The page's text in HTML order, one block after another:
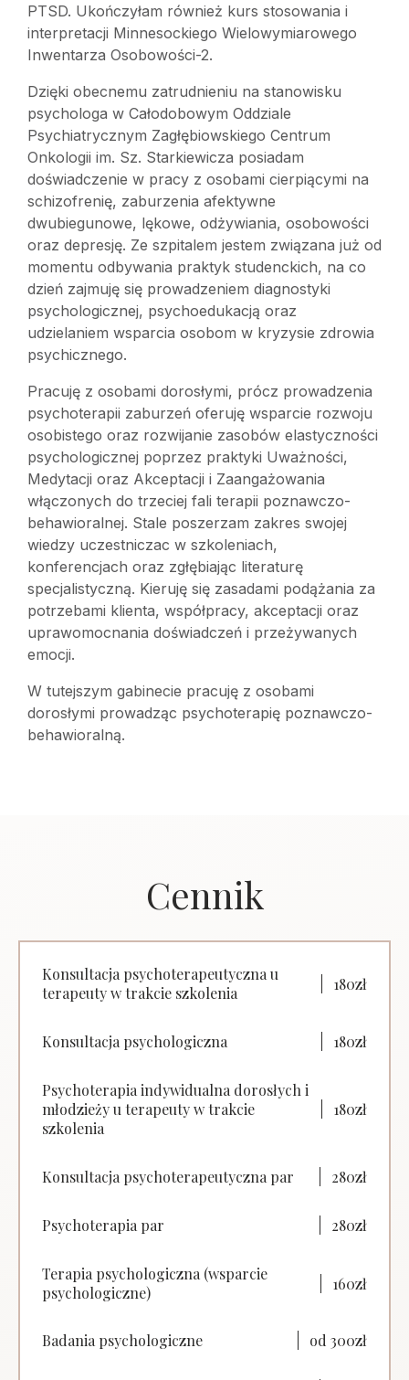
PTSD. Ukończyłam również kurs stosowania i
interpretacji Minnesockiego Wielowymiarowego
Inwentarza Osobowości-2.
Dzięki obecnemu zatrudnieniu na stanowisku
psychologa w Całodobowym Oddziale
Psychiatrycznym Zagłębiowskiego Centrum
Onkologii im. Sz. Starkiewicza posiadam
doświadczenie w pracy z osobami cierpiącymi na
schizofrenię, zaburzenia afektywne
dwubiegunowe, lękowe, odżywiania, osobowości
oraz depresję. Ze szpitalem jestem związana już od
momentu odbywania praktyk studenckich, na co
dzień zajmuję się prowadzeniem diagnostyki
psychologicznej, psychoedukacją oraz
udzielaniem wsparcia osobom w kryzysie zdrowia
psychicznego.
Pracuję z osobami dorosłymi, prócz prowadzenia
psychoterapii zaburzeń oferuję wsparcie rozwoju
osobistego oraz rozwijanie zasobów elastyczności
psychologicznej poprzez praktyki Uważności,
Medytacji oraz Akceptacji i Zaangażowania
włączonych do trzeciej fali terapii poznawczo-
behawioralnej. Stale poszerzam zakres swojej
wiedzy uczestniczac w szkoleniach,
konferencjach oraz zgłębiając literaturę
specjalistyczną. Kieruję się zasadami podążania za
potrzebami klienta, współpracy, akceptacji oraz
uprawomocnania doświadczeń i przeżywanych
emocji.
W tutejszym gabinecie pracuję z osobami
dorosłymi prowadząc psychoterapię poznawczo-
behawioralną.
Cennik
Konsultacja psychoterapeutyczna u
terapeuty w trakcie szkolenia
180zł
Konsultacja psychologiczna 180zł
Psychoterapia indywidualna dorosłych i
młodzieży u terapeuty w trakcie
szkolenia
180zł
Konsultacja psychoterapeutyczna par 280zł
Psychoterapia par 280zł
Terapia psychologiczna (wsparcie
psychologiczne)
160zł
Badania psychologiczne od 300zł